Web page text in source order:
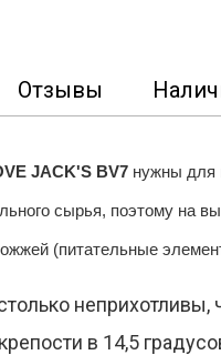
Отзывы
JACK'S BV7 нужны для
сырья, поэтому на
(питательные
неприхотливы,
в 14,5